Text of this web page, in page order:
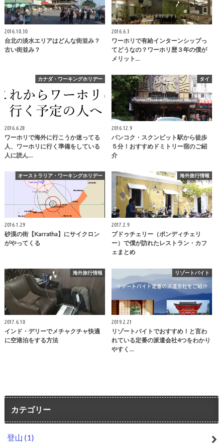
2016.10.30
台北の淡水エリアはどんな街並み？
古い街並み？
2016.6.3
ワーホリで有給インターンシップっ
てどうなの？ワーホリ歴３年の僕が
メリット…
カナダ・ワーキングホリデー
2016.6.28
ワーホリで海外に行こうか迷ってる
人、ワーホリに行く準備をしている
人に読ん…
タイ
2016.12.9
バンコク・スクンビット駅から徒歩
５分！おすすめドミトリー宿のご紹
介
オーストラリア・ワーキングホリデー
2016.1.29
砂漠の街【Karratha】にサイクロン
がやってくる
海外旅行情報
2017.2.9
プドゥチェリー（ポンディチェリ
ー）で僕が訪れたレストラン・カフ
ェまとめ
海外旅行情報
2017.6.10
インド・デリーでメチャクチャ快適
に空港泊をする方法
リゾートバイト
2019.2.21
リゾートバイトでおすすめ！と言わ
れている定番の派遣会社4つをわかり
やすく…
カテゴリー
登山 (1)